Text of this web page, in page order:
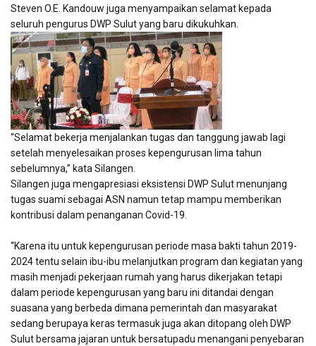
Steven O.E. Kandouw juga menyampaikan selamat kepada
seluruh pengurus DWP Sulut yang baru dikukuhkan.
“Selamat bekerja menjalankan tugas dan tanggung jawab lagi
setelah menyelesaikan proses kepengurusan lima tahun
sebelumnya,” kata Silangen.
Silangen juga mengapresiasi eksistensi DWP Sulut menunjang
tugas suami sebagai ASN namun tetap mampu memberikan
kontribusi dalam penanganan Covid-19.
“Karena itu untuk kepengurusan periode masa bakti tahun 2019-
2024 tentu selain ibu-ibu melanjutkan program dan kegiatan yang
masih menjadi pekerjaan rumah yang harus dikerjakan tetapi
dalam periode kepengurusan yang baru ini ditandai dengan
suasana yang berbeda dimana pemerintah dan masyarakat
sedang berupaya keras termasuk juga akan ditopang oleh DWP
Sulut bersama jajaran untuk bersatupadu menangani penyebaran